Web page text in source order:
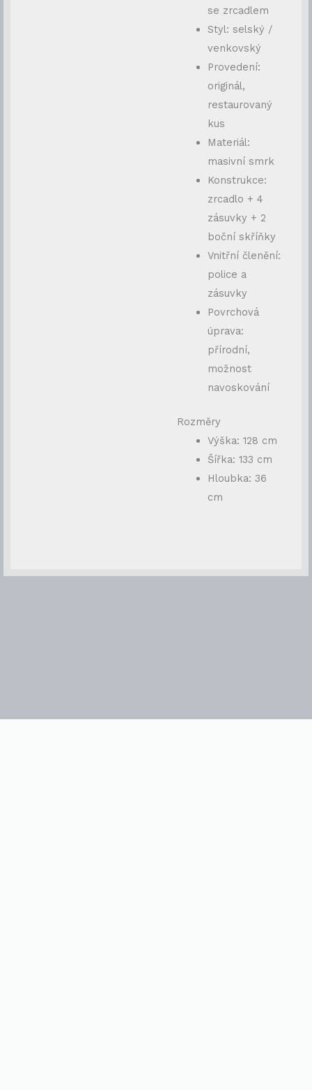
se zrcadlem
Styl: selský /
venkovský
Provedení:
originál,
restaurovaný
kus
Materiál:
masivní smrk
Konstrukce:
zrcadlo + 4
zásuvky + 2
boční skříňky
Vnitřní členění:
police a
zásuvky
Povrchová
úprava:
přírodní,
možnost
navoskování
Rozměry
Výška: 128 cm
Šířka: 133 cm
Hloubka: 36
cm